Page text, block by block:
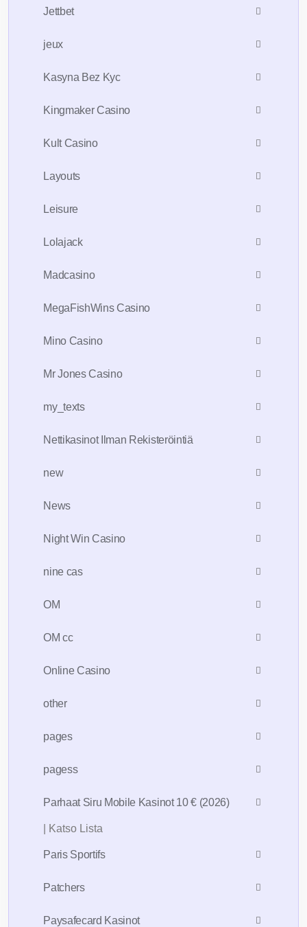
Jettbet
jeux
Kasyna Bez Kyc
Kingmaker Casino
Kult Casino
Layouts
Leisure
Lolajack
Madcasino
MegaFishWins Casino
Mino Casino
Mr Jones Casino
my_texts
Nettikasinot Ilman Rekisteröintiä
new
News
Night Win Casino
nine cas
OM
OM cc
Online Casino
other
pages
pagess
Parhaat Siru Mobile Kasinot 10 € (2026)
| Katso Lista
Paris Sportifs
Patchers
Paysafecard Kasinot